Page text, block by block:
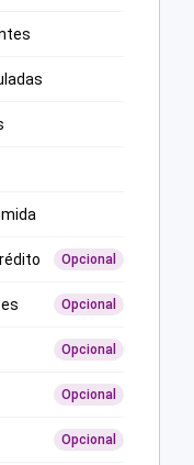
Opcional
Opcional
Opcional
Opcional
Opcional